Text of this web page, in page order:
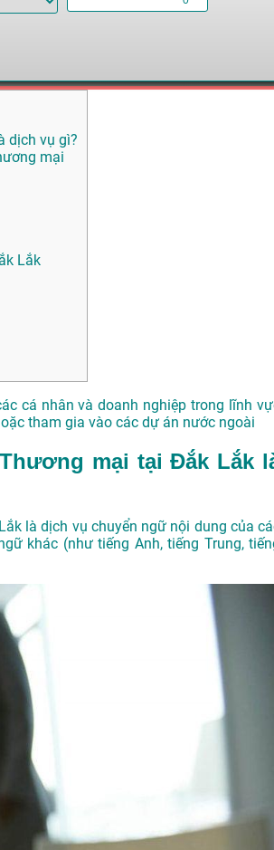
dịch vụ gì?
mại
Lắk
cá nhân và doanh nghiệp trong lĩnh
tham gia vào các dự án nước ngoài
mại tại Đắk Lắk
là dịch vụ chuyển ngữ nội dung của
khác (như tiếng Anh, tiếng Trung,